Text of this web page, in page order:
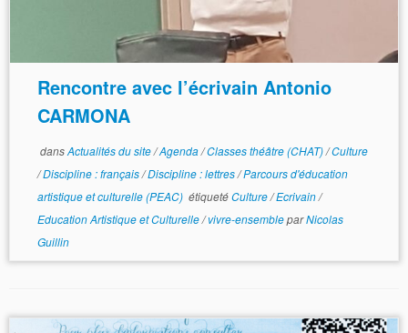
Rencontre avec l’écrivain Antonio
CARMONA
dansActualités du site/Agenda/Classes théâtre (CHAT)/Culture
/Discipline : français/Discipline : lettres/Parcours d'éducation
artistique et culturelle (PEAC) étiquetéCulture/Ecrivain/
Education Artistique et Culturelle/vivre-ensembleparNicolas
Guillin